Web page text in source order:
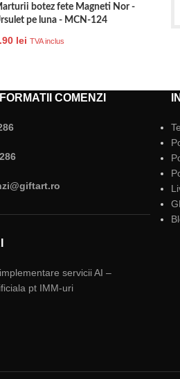
botez fete Magneti Nor -
pe luna - MCN-124
lei TVA inclus
COMENZI
servicii AI –
pt IMM-uri